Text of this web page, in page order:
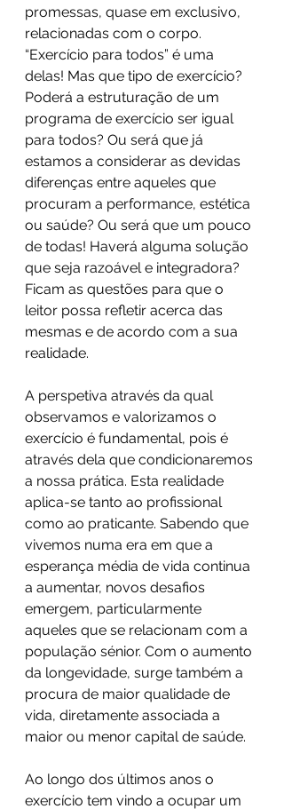
promessas, quase em exclusivo,
relacionadas com o corpo.
“Exercício para todos” é uma
delas! Mas que tipo de exercício?
Poderá a estruturação de um
programa de exercício ser igual
para todos? Ou será que já
estamos a considerar as devidas
diferenças entre aqueles que
procuram a performance, estética
ou saúde? Ou será que um pouco
de todas! Haverá alguma solução
que seja razoável e integradora?
Ficam as questões para que o
leitor possa refletir acerca das
mesmas e de acordo com a sua
realidade.
A perspetiva através da qual
observamos e valorizamos o
exercício é fundamental, pois é
através dela que condicionaremos
a nossa prática. Esta realidade
aplica-se tanto ao profissional
como ao praticante. Sabendo que
vivemos numa era em que a
esperança média de vida continua
a aumentar, novos desafios
emergem, particularmente
aqueles que se relacionam com a
população sénior. Com o aumento
da longevidade, surge também a
procura de maior qualidade de
vida, diretamente associada a
maior ou menor capital de saúde.
Ao longo dos últimos anos o
exercício tem vindo a ocupar um